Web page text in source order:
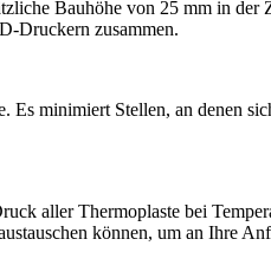
Bauhöhe von 25 mm in
Druckern zusammen.
minimiert Stellen, an denen
aller Thermoplaste bei
können, um an Ihre